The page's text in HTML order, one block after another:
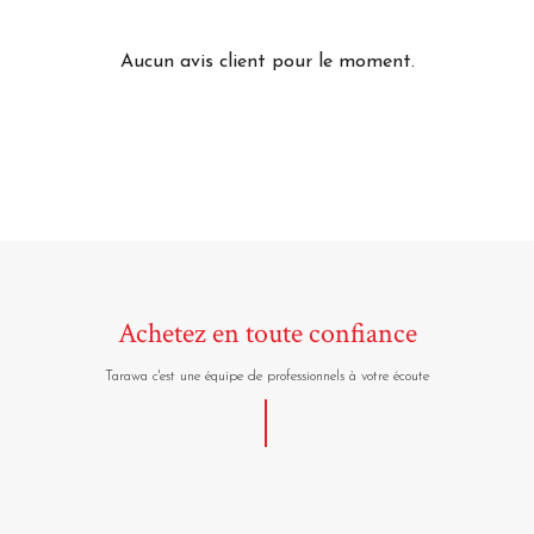
Aucun avis client pour le moment.
Achetez en toute confiance
Tarawa c'est une équipe de professionnels à votre écoute